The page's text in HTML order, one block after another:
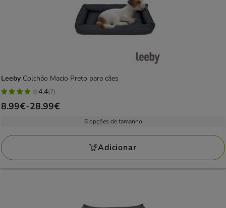
Leeby Colchão Macio Preto para cães
4.4
estrelas
avaliações
4.4(7)
Preço
a
28.99€
8.99€-28.99€
6 opções de tamanho
Adicionar